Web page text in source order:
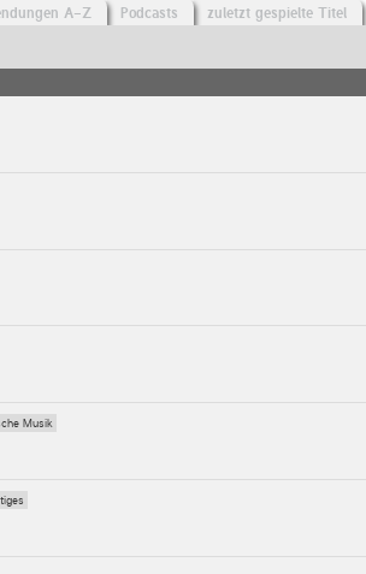
A-Z Podcasts zuletzt gespielte Titel
Musik